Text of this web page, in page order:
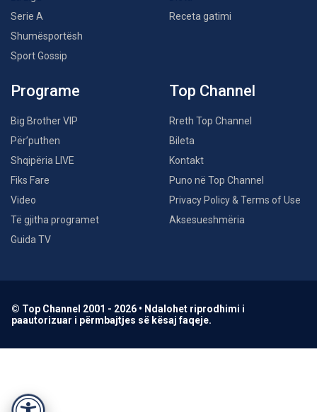
Serie A
Shumësportësh
Sport Gossip
Receta gatimi
Programe
Big Brother VIP
Për’puthen
Shqipëria LIVE
Fiks Fare
Video
Të gjitha programet
Guida TV
Top Channel
Rreth Top Channel
Bileta
Kontakt
Puno në Top Channel
Privacy Policy & Terms of Use
Aksesueshmëria
© Top Channel 2001 - 2026 • Ndalohet riprodhimi i
paautorizuar i përmbajtjes së kësaj faqeje.